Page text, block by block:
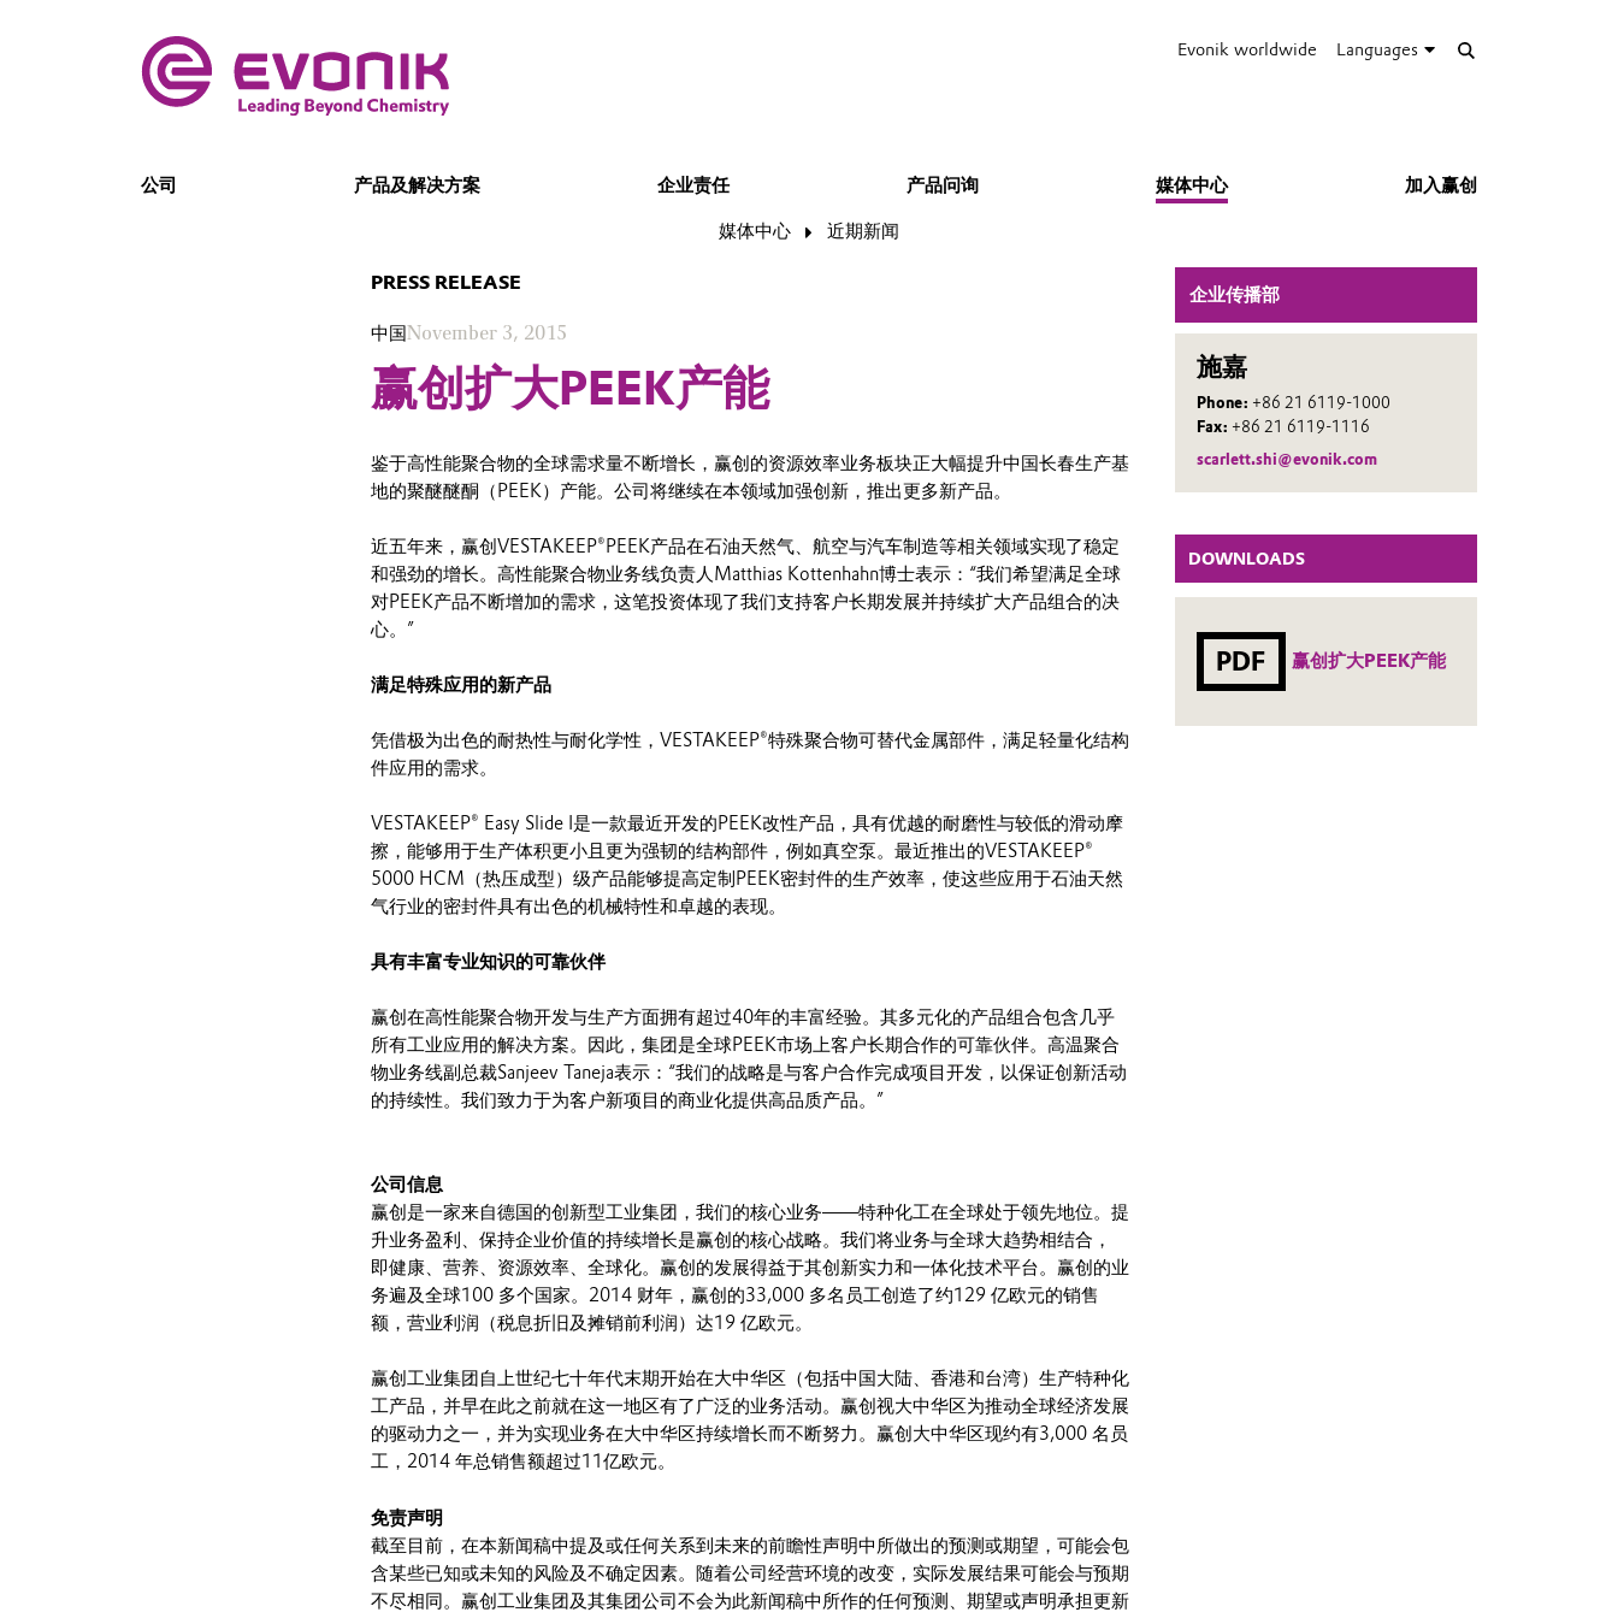
Evonik worldwide Languages
公司 产品及解决方案 企业责任 产品问询 媒体中心 加入赢创
媒体中心 近期新闻
企业传播部
施嘉
Phone: +86 21 6119-1000
Fax: +86 21 6119-1116
scarlett.shi@evonik.com
DOWNLOADS
PDF 赢创扩大PEEK产能
PRESS RELEASE
中国November 3, 2015
赢创扩大PEEK产能
鉴于高性能聚合物的全球需求量不断增长，赢创的资源效率业务板块正大幅提升中国长春生产基
地的聚醚醚酮（PEEK）产能。公司将继续在本领域加强创新，推出更多新产品。
近五年来，赢创VESTAKEEP®PEEK产品在石油天然气、航空与汽车制造等相关领域实现了稳定
和强劲的增长。高性能聚合物业务线负责人Matthias Kottenhahn博士表示：“我们希望满足全球
对PEEK产品不断增加的需求，这笔投资体现了我们支持客户长期发展并持续扩大产品组合的决
心。”
满足特殊应用的新产品
凭借极为出色的耐热性与耐化学性，VESTAKEEP®特殊聚合物可替代金属部件，满足轻量化结构
件应用的需求。
VESTAKEEP® Easy Slide I是一款最近开发的PEEK改性产品，具有优越的耐磨性与较低的滑动摩
擦，能够用于生产体积更小且更为强韧的结构部件，例如真空泵。最近推出的VESTAKEEP®
5000 HCM（热压成型）级产品能够提高定制PEEK密封件的生产效率，使这些应用于石油天然
气行业的密封件具有出色的机械特性和卓越的表现。
具有丰富专业知识的可靠伙伴
赢创在高性能聚合物开发与生产方面拥有超过40年的丰富经验。其多元化的产品组合包含几乎
所有工业应用的解决方案。因此，集团是全球PEEK市场上客户长期合作的可靠伙伴。高温聚合
物业务线副总裁Sanjeev Taneja表示：“我们的战略是与客户合作完成项目开发，以保证创新活动
的持续性。我们致力于为客户新项目的商业化提供高品质产品。”
公司信息
赢创是一家来自德国的创新型工业集团，我们的核心业务——特种化工在全球处于领先地位。提
升业务盈利、保持企业价值的持续增长是赢创的核心战略。我们将业务与全球大趋势相结合，
即健康、营养、资源效率、全球化。赢创的发展得益于其创新实力和一体化技术平台。赢创的业
务遍及全球100 多个国家。2014 财年，赢创的33,000 多名员工创造了约129 亿欧元的销售
额，营业利润（税息折旧及摊销前利润）达19 亿欧元。
赢创工业集团自上世纪七十年代末期开始在大中华区（包括中国大陆、香港和台湾）生产特种化
工产品，并早在此之前就在这一地区有了广泛的业务活动。赢创视大中华区为推动全球经济发展
的驱动力之一，并为实现业务在大中华区持续增长而不断努力。赢创大中华区现约有3,000 名员
工，2014 年总销售额超过11亿欧元。
免责声明
截至目前，在本新闻稿中提及或任何关系到未来的前瞻性声明中所做出的预测或期望，可能会包
含某些已知或未知的风险及不确定因素。随着公司经营环境的改变，实际发展结果可能会与预期
不尽相同。赢创工业集团及其集团公司不会为此新闻稿中所作的任何预测、期望或声明承担更新